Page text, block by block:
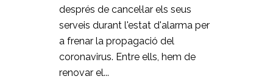
després de cancel·lar els seus
serveis durant l'estat d'alarma per
a frenar la propagació del
coronavirus. Entre ells, hem de
renovar el...